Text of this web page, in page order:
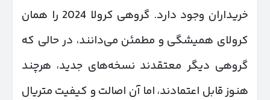
خریداران وجود دارد. گروهی کرولا 2024 را همان
کرولای همیشگی و مطمئن می‌دانند، در حالی که
گروهی دیگر معتقدند نسخه‌های جدید، هرچند
هنوز قابل اعتمادند، اما آن اصالت و کیفیت متریال